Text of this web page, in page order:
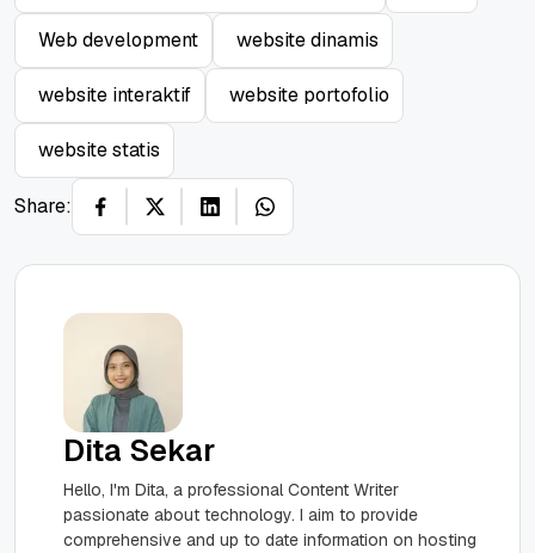
Web development website dinamis
website interaktif website portofolio
website statis
Share:
Dita Sekar
Hello, I'm Dita, a professional Content Writer
passionate about technology. I aim to provide
comprehensive and up to date information on hosting